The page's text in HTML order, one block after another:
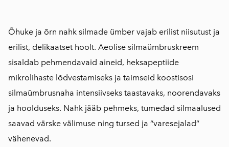
Õhuke ja õrn nahk silmade ümber vajab erilist niisutust ja
erilist, delikaatset hoolt. Aeolise silmaümbruskreem
sisaldab pehmendavaid aineid, heksapeptiide
mikrolihaste lõdvestamiseks ja taimseid koostisosi
silmaümbrusnaha intensiivseks taastavaks, noorendavaks
ja hoolduseks. Nahk jääb pehmeks, tumedad silmaalused
saavad värske välimuse ning tursed ja “varesejalad”
vähenevad.